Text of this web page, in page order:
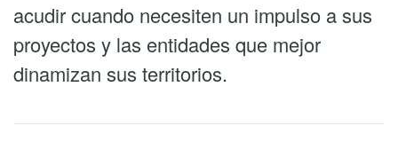
acudir cuando necesiten un impulso a sus
proyectos y las entidades que mejor
dinamizan sus territorios.